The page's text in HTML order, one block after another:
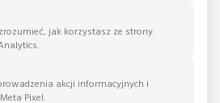
jak korzystasz ze strony.
akcji informacyjnych i
Pixel.